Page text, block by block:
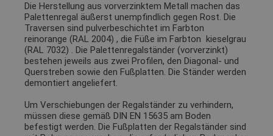
Die Herstellung aus vorverzinktem Metall machen das
Palettenregal äußerst unempfindlich gegen Rost. Die
Traversen sind pulverbeschichtet im Farbton
reinorange (RAL 2004) , die Füße im Farbton
kieselgrau
(RAL 7032) . Die Palettenregalständer (vorverzinkt)
bestehen jeweils aus zwei Profilen, den Diagonal- und
Querstreben sowie den Fußplatten. Die Ständer werden
demontiert angeliefert.
Um Verschiebungen der Regalständer zu verhindern,
müssen diese gemäß DIN EN 15635 am Boden
befestigt werden. Die Fußplatten der Regalständer sind